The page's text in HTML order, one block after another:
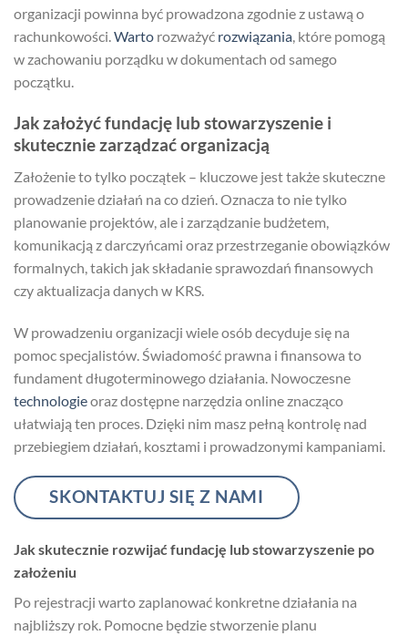
organizacji powinna być prowadzona zgodnie z ustawą o
rachunkowości.Warto rozważyć rozwiązania, które pomogą
w zachowaniu porządku w dokumentach od samego
początku.
Jak założyć fundację lub stowarzyszenie i
skutecznie zarządzać organizacją
Założenie to tylko początek – kluczowe jest także skuteczne
prowadzenie działań na co dzień. Oznacza to nie tylko
planowanie projektów, ale i zarządzanie budżetem,
komunikacją z darczyńcami oraz przestrzeganie obowiązków
formalnych, takich jak składanie sprawozdań finansowych
czy aktualizacja danych w KRS.
W prowadzeniu organizacji wiele osób decyduje się na
pomoc specjalistów. Świadomość prawna i finansowa to
fundament długoterminowego działania. Nowoczesne
technologieoraz dostępne narzędzia online znacząco
ułatwiają ten proces. Dzięki nim masz pełną kontrolę nad
przebiegiem działań, kosztami i prowadzonymi kampaniami.
SKONTAKTUJ SIĘ Z NAMI
Jak skutecznie rozwijać fundację lub stowarzyszenie po
założeniu
Po rejestracji warto zaplanować konkretne działania na
najbliższy rok. Pomocne będzie stworzenie planu